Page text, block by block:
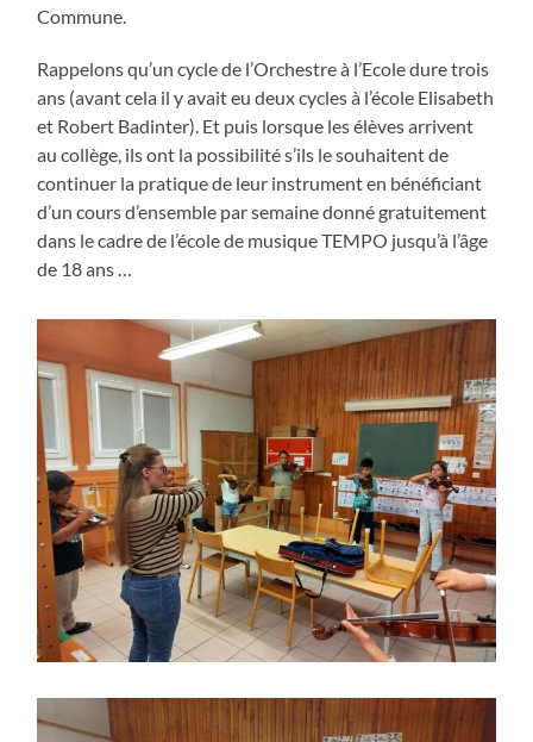
Commune.
Rappelons qu’un cycle de l’Orchestre à l’Ecole dure trois
ans (avant cela il y avait eu deux cycles à l’école Elisabeth
et Robert Badinter). Et puis lorsque les élèves arrivent
au collège, ils ont la possibilité s’ils le souhaitent de
continuer la pratique de leur instrument en bénéficiant
d’un cours d’ensemble par semaine donné gratuitement
dans le cadre de l’école de musique TEMPO jusqu’à l’âge
de 18 ans …